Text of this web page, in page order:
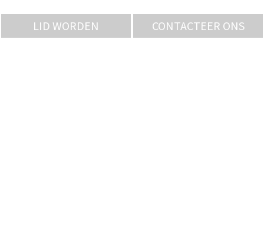
LID WORDEN CONTACTEER ONS